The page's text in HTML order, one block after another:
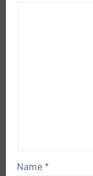
Name *